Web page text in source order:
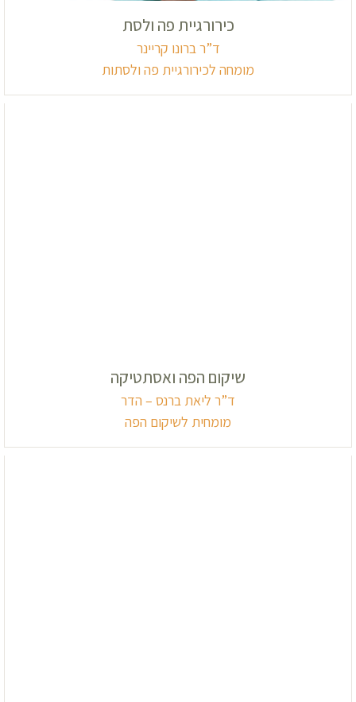
כירורגיית פה ולסת
ד”ר ברונו קריינר
מומחה לכירורגיית פה ולסתות
שיקום הפה ואסתטיקה
ד”ר ליאת ברנס – הדר
מומחית לשיקום הפה